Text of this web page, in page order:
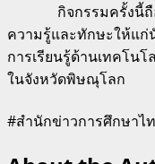
กิจกรรมครั้งนี้ถือเ
ความรู้และทักษะให้แก่
การเรียนรู้ด้านเทคโน
ในจังหวัดพิษณุโลก
#สำนักข่าวการศึกษาไ